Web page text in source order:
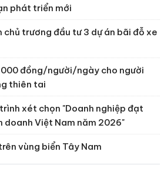
phát triển mới
chủ trương đầu tư 3 dự án bãi đỗ xe
đồng/người/ngày cho người
thiên tai
xét chọn "Doanh nghiệp đạt
doanh Việt Nam năm 2026"
vùng biển Tây Nam